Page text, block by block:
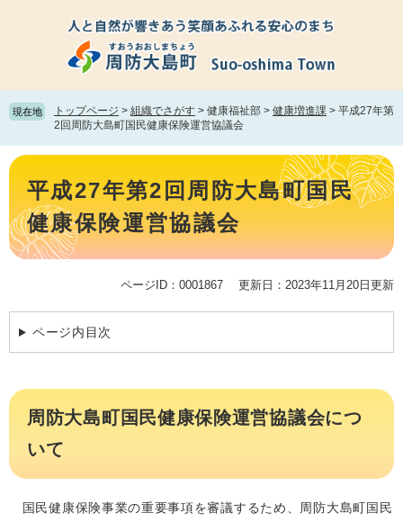
頭
で
飛
ば
て
現在地 トップページ > 組織でさがす > 健康福祉部 > 健康増進課 > 平成27年第
2回周防大島町国民健康保険運営協議会
本
平成27年第2回周防大島町国民
健康保険運営協議会
ページID：0001867 更新日：2023年11月20日更新
ページ内目次
周防大島町国民健康保険運営協議会につ
いて
国民健康保険事業の重要事項を審議するため、周防大島町国民